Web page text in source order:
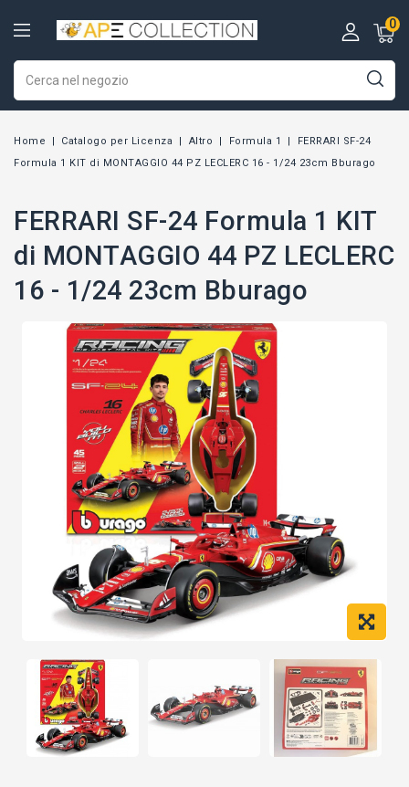
0
Home Catalogo per Licenza Altro Formula 1
FERRARI SF-24
Formula 1 KIT di MONTAGGIO 44 PZ LECLERC 16 - 1/24 23cm Bburago
FERRARI SF-24 Formula 1 KIT
di MONTAGGIO 44 PZ LECLERC
16 - 1/24 23cm Bburago